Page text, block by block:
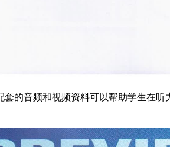
套的音频和视频资料可以帮助学生在